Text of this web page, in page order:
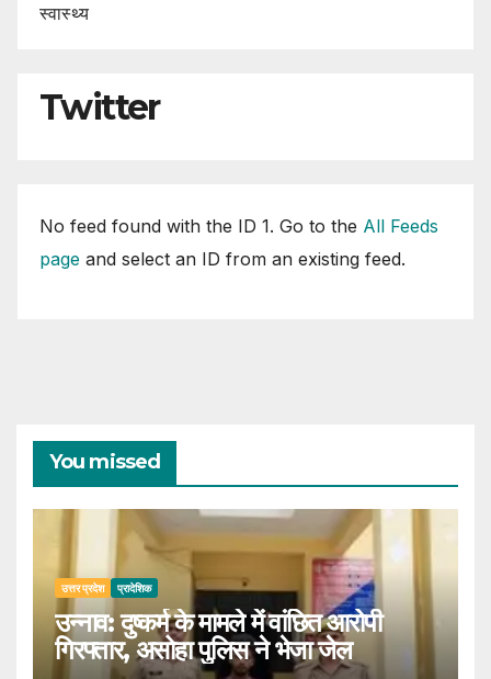
स्वास्थ्य
Twitter
No feed found with the ID 1. Go to the All Feeds
page and select an ID from an existing feed.
You missed
उत्तर प्रदेश प्रादेशिक
उन्नाव: दुष्कर्म के मामले में वांछित आरोपी
गिरफ्तार, असोहा पुलिस ने भेजा जेल